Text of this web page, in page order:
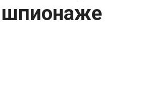
шпионаже